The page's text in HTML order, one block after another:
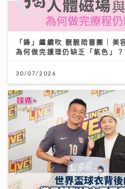
「鋒」繼續吹 靚靚陪審團 | 美
為何做完護理仍缺乏「氣色」
30/07/2026